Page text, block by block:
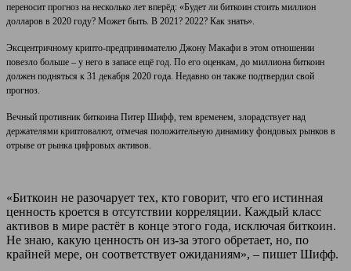
переносит прогноз на несколько лет вперёд: «Будет ли биткоин стоить миллион
долларов в 2020 году? Может быть. В 2021? 2022? Как знать».
Эксцентричному крипто-предпринимателю Джону Макафи в этом отношении
повезло больше – у него в запасе ещё год. По его оценкам, до миллиона биткоин
должен подняться к 31 декабря 2020 года. Недавно он также подтвердил свой
прогноз.
Вечный противник биткоина Питер Шифф, тем временем, злорадствует над
держателями криптовалют, отмечая положительную динамику фондовых рынков в
отрыве от рынка цифровых активов.
«Биткоин не разочарует тех, кто говорит, что его истинная
ценность кроется в отсутствии корреляции. Каждый класс
активов в мире растёт в конце этого года, исключая биткоин.
Не знаю, какую ценность он из-за этого обретает, но, по
крайней мере, он соответствует ожиданиям», – пишет Шифф.